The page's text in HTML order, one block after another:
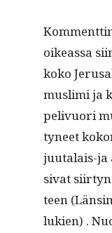
oike­as­sa
koko
mus­li­mi ja
pe­liv­uori
tyneet
juu­ta­lais-
si­vat
teen
lukien) .